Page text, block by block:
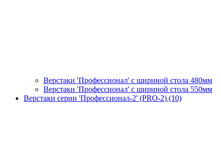
Верстаки 'Профессионал' с шириной стола 480мм
Верстаки 'Профессионал' с шириной стола 550мм
Верстаки серии 'Профессионал-2' (PRO-2) (10)